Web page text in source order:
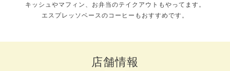
キッシュやマフィン、お弁当のテイクアウトもやってます。
エスプレッソベースのコーヒーもおすすめです。
店舗情報